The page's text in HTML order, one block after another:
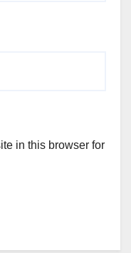
in this browser for